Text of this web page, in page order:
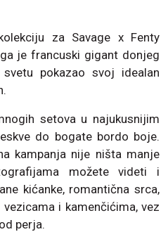
za Savage x Fenty
je francuski gigant donjeg
pokazao svoj idealan
setova u najukusnijim
do bogate bordo boje.
kampanja nije ništa manje
možete videti i
kićanke, romantična srca,
i kamenčićima, vez
perja.